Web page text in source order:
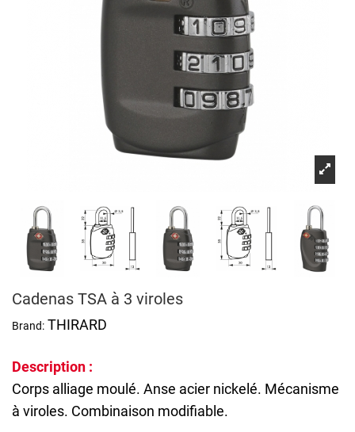
Cadenas TSA à 3 viroles
Brand: THIRARD
Description :
Corps alliage moulé. Anse acier nickelé. Mécanisme
à viroles. Combinaison modifiable.